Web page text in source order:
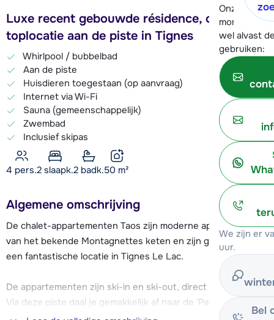
Onze
moment
wel alvast
gebruiken:
We zijn er
uur.
Bel
Luxe recent gebouwde résidence, op
toplocatie aan de piste in Tignes
Whirlpool / bubbelbad
Aan de piste
Huisdieren toegestaan (op aanvraag)
Internet via Wi-Fi
Sauna (gemeenschappelijk)
Zwembad
Inclusief skipas
4 pers.2 slaapk.2 badk.50 m²
Algemene omschrijving
De chalet-appartementen Taos zijn moderne appartementen
van het bekende Montagnettes keten en zijn gelegen op
een fantastische locatie in Tignes Le Lac.
De appartementen zijn ski-in en ski-out, direct aan de piste.
Via deze piste daal je gemakkelijk af naar de 'Paquis'
stoeltjeslift, die je gelijk een flink eind omhoog brengt. Ook